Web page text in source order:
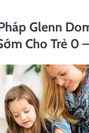
Glenn
Cho Trẻ 0